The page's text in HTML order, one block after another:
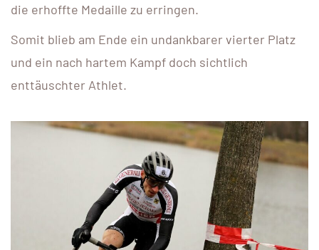
die erhoffte Medaille zu erringen.
Somit blieb am Ende ein undankbarer vierter Platz
und ein nach hartem Kampf doch sichtlich
enttäuschter Athlet.